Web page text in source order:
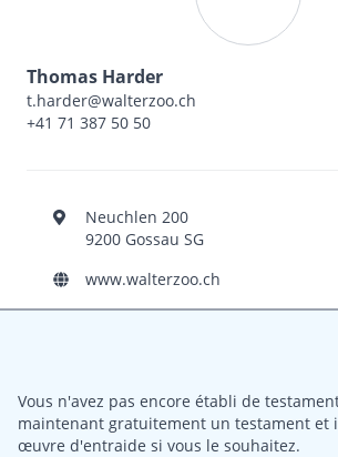
Thomas Harder
t.harder@walterzoo.ch
+41 71 387 50 50
Neuchlen 200
9200 Gossau SG
www.walterzoo.ch
Vous n'avez pas encore établi de
maintenant gratuitement un testament et
œuvre d'entraide si vous le souhaitez.